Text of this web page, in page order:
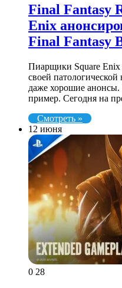
Final Fantasy
Enix
Final Fantasy
Пиарщики Square
своей патологической
даже хорошие анонсы.
пример. Сегодня на
Смотреть »
12 июня
0 28